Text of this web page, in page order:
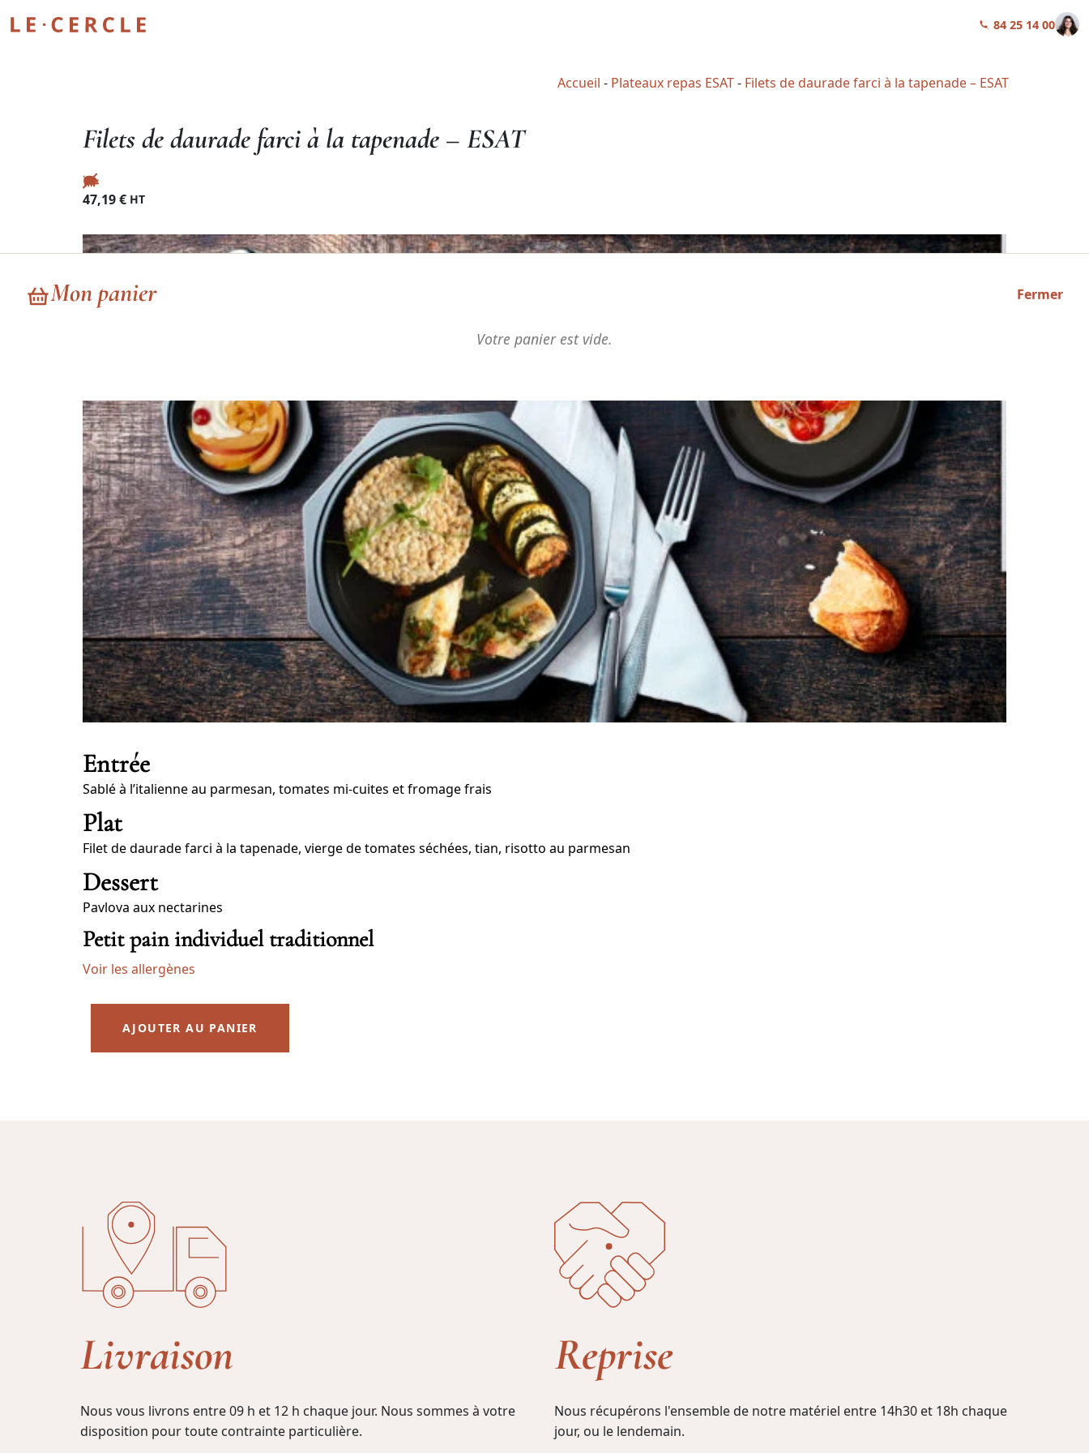
01 84 25 14 00
Mon panier Fermer
Votre panier est vide.
Accueil - Plateaux repas ESAT- Filets de daurade farci à la tapenade – ESAT
Filets de daurade farci à la tapenade – ESAT
47,19€ HT
Entrée
Sablé à l’italienne au parmesan, tomates mi-cuites et fromage frais
Plat
Filet de daurade farci à la tapenade, vierge de tomates séchées, tian, risotto au parmesan
Dessert
Pavlova aux nectarines
Petit pain individuel traditionnel
Voir les allergènes
AJOUTER AU PANIER
Livraison
Nous vous livrons entre 09 h et 12 h chaque jour. Nous sommes à votre
disposition pour toute contrainte particulière.
Reprise
Nous récupérons l'ensemble de notre matériel entre 14h30 et 18h chaque
jour, ou le lendemain.